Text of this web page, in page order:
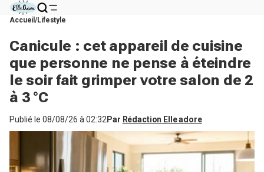
Accueil Lifestyle
Canicule : cet appareil de cuisine
que personne ne pense à éteindre
le soir fait grimper votre salon de 2
à 3 °C
Publié le 08/08/26 à 02:32 Par Rédaction Elle adore